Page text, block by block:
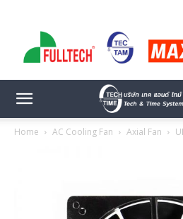
Home AC Cooling Fan Axial Fan